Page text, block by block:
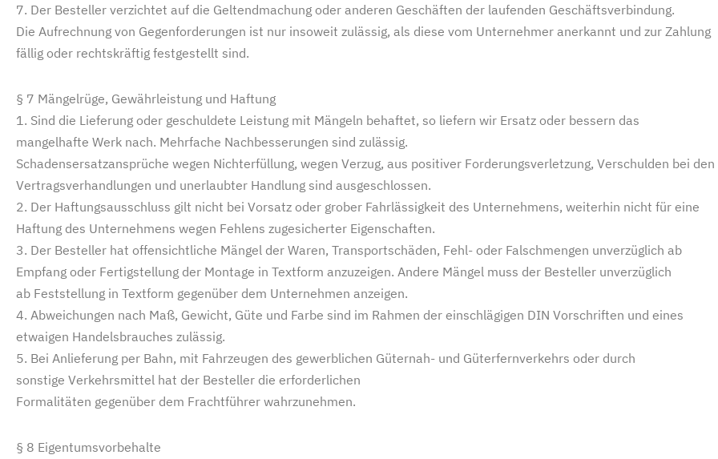
7. Der Besteller verzichtet auf die Geltendmachung oder anderen Geschäften der laufenden Geschäftsverbindung.
Die Aufrechnung von Gegenforderungen ist nur insoweit zulässig, als diese vom Unternehmer anerkannt und zur Zahlung
fällig oder rechtskräftig festgestellt sind.
§ 7 Mängelrüge, Gewährleistung und Haftung
1. Sind die Lieferung oder geschuldete Leistung mit Mängeln behaftet, so liefern wir Ersatz oder bessern das
mangelhafte Werk nach. Mehrfache Nachbesserungen sind zulässig.
Schadensersatzansprüche wegen Nichterfüllung, wegen Verzug, aus positiver Forderungsverletzung, Verschulden bei den
Vertragsverhandlungen und unerlaubter Handlung sind ausgeschlossen.
2. Der Haftungsausschluss gilt nicht bei Vorsatz oder grober Fahrlässigkeit des Unternehmens, weiterhin nicht für eine
Haftung des Unternehmens wegen Fehlens zugesicherter Eigenschaften.
3. Der Besteller hat offensichtliche Mängel der Waren, Transportschäden, Fehl- oder Falschmengen unverzüglich ab
Empfang oder Fertigstellung der Montage in Textform anzuzeigen. Andere Mängel muss der Besteller unverzüglich
ab Feststellung in Textform gegenüber dem Unternehmen anzeigen.
4. Abweichungen nach Maß, Gewicht, Güte und Farbe sind im Rahmen der einschlägigen DIN Vorschriften und eines
etwaigen Handelsbrauches zulässig.
5. Bei Anlieferung per Bahn, mit Fahrzeugen des gewerblichen Güternah- und Güterfernverkehrs oder durch
sonstige Verkehrsmittel hat der Besteller die erforderlichen
Formalitäten gegenüber dem Frachtführer wahrzunehmen.
§ 8 Eigentumsvorbehalte